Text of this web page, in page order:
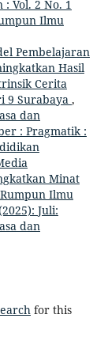
Vol. 2 No. 1
Ilmu
Pembelajaran
Hasil
Cerita
9 Surabaya ,
dan
: Pragmatik :
Minat
Ilmu
Juli:
dan
for this